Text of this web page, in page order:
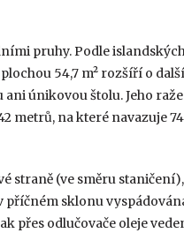
pruhy. Podle
54,7 m² rozšíří o další
únikovou štolu. Jeho
metrů, na které navazuje
straně (ve směru
sklonu
přes odlučovače oleje